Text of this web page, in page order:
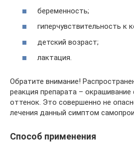
беременность;
гиперчувствительность к
детский возраст;
лактация.
Обратите внимание!
реакция препарата – окрашивание
оттенок. Это совершенно не
лечения данный симптом
Способ применения